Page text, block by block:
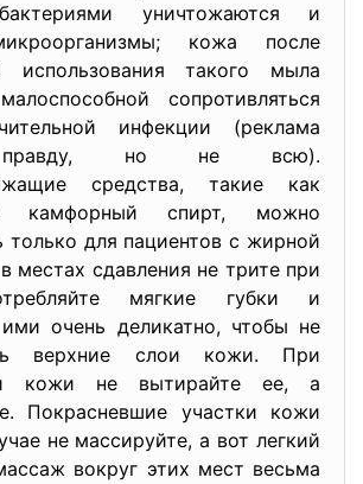
уничтожаются и
кожа после
использования такого мыла
сопротивляться
инфекции (реклама
правду, но не всю).
средства, такие как
камфорный спирт, можно
только для пациентов с жирной
местах сдавления не трите при
мягкие губки и
ими очень деликатно, чтобы не
верхние слои кожи. При
кожи не вытирайте ее, а
Покрасневшие участки кожи
не массируйте, а вот легкий
вокруг этих мест весьма